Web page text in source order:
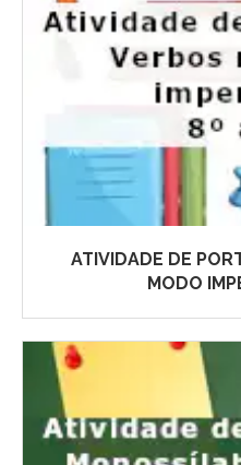
ATIVIDADE DE
MODO